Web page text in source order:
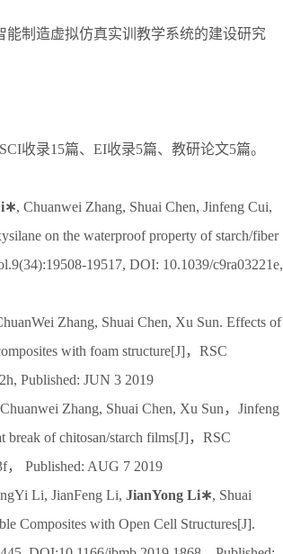
制造虚拟仿真实训教学系统的建设研究
收录15篇、EI收录5篇、教研论文5篇。
, Chuanwei Zhang, Shuai Chen, Jinfeng Cui,
on the waterproof property of starch/fiber
19517, DOI: 10.1039/c9ra03221e,
Zhang, Shuai Chen, Xu Sun. Effects of
with foam structure[J]，RSC
Published: JUN 3 2019
Zhang, Shuai Chen, Xu Sun，Jinfeng
of chitosan/starch films[J]，RSC
， Published: AUG 7 2019
Li, JianFeng Li, JianYong Li∗, Shuai
Composites with Open Cell Structures[J].